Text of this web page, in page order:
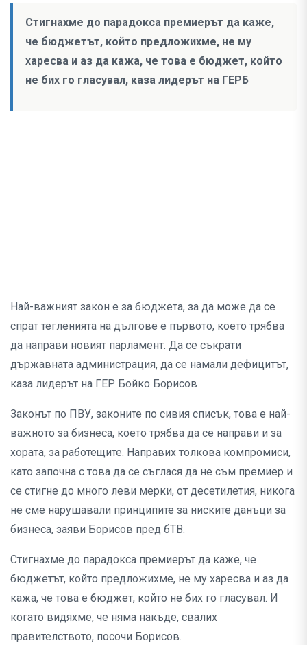
Стигнахме до парадокса премиерът да каже,
че бюджетът, който предложихме, не му
харесва и аз да кажа, че това е бюджет, който
не бих го гласувал, каза лидерът на ГЕРБ
Най-важният закон е за бюджета, за да може да се
спрат тегленията на дългове е първото, което трябва
да направи новият парламент. Да се съкрати
държавната администрация, да се намали дефицитът,
каза лидерът на ГЕР Бойко Борисов
Законът по ПВУ, законите по сивия списък, това е най-
важното за бизнеса, което трябва да се направи и за
хората, за работещите. Направих толкова компромиси,
като започна с това да се съглася да не съм премиер и
се стигне до много леви мерки, от десетилетия, никога
не сме нарушавали принципите за ниските данъци за
бизнеса, заяви Борисов пред бТВ.
Стигнахме до парадокса премиерът да каже, че
бюджетът, който предложихме, не му харесва и аз да
кажа, че това е бюджет, който не бих го гласувал. И
когато видяхме, че няма накъде, свалих
правителството, посочи Борисов.